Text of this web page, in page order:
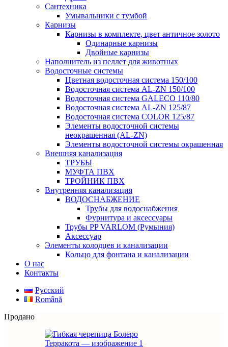
Сантехника
Умывальники с тумбой
Карнизы
Карнизы в комплекте, цвет античное золото
Одинарные карнизы
Двойные карнизы
Наполнитель из пеллет для животных
Водосточные системы
Цветная водосточная система 150/100
Водосточная система AL-ZN 150/100
Водосточная система GALECO 110/80
Водосточная система AL-ZN 125/87
Водосточная система COLOR 125/87
Элементы водосточной системы
неокрашенная (AL-ZN)
Элементы водосточной системы окрашенная
Внешняя канализация
ТРУБЫ
МУФТА ПВХ
ТРОЙНИК ПВХ
Внутренняя канализация
ВОДОСНАБЖЕНИЕ
Трубы для водоснабжения
Фурнитура и аксессуары
Трубы PP VARLOM (Румыния)
Аксессуар
Элементы колодцев и канализации
Кольцо для фонтана и канализации
О нас
Контакты
Русский
Română
Продано